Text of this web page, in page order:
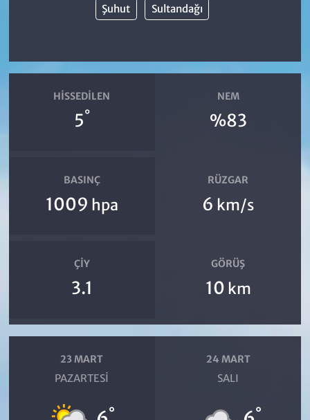
Şuhut Sultandağı
HISSEDILEN
5°
NEM
%83
BASINÇ
1009 hpa
RÜZGAR
6 km/s
ÇIY
3.1
GÖRÜŞ
10 km
23 MART
PAZARTESI
°
24 MART
SALI
°